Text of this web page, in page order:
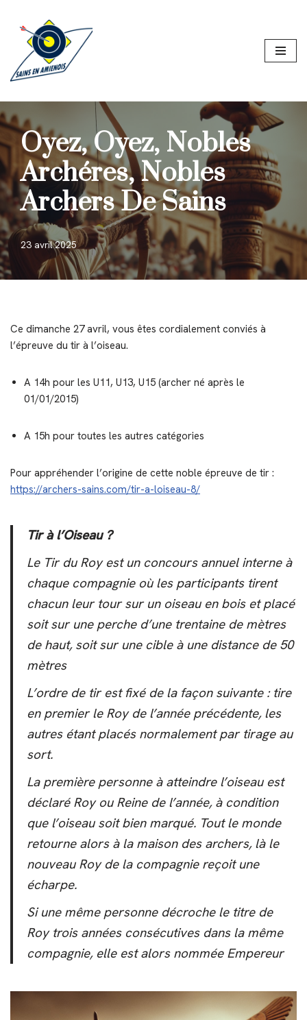
Aller
contenu
Oyez, Oyez, Nobles
Archéres, Nobles
Archers De Sains
23 avril 2025
Ce dimanche 27 avril, vous êtes cordialement conviés à
l’épreuve du tir à l’oiseau.
A 14h pour les U11, U13, U15 (archer né après le
01/01/2015)
A 15h pour toutes les autres catégories
Pour appréhender l’origine de cette noble épreuve de tir :
https://archers-sains.com/tir-a-loiseau-8/
Tir à l’Oiseau ?
Le Tir du Roy est un concours annuel interne à
chaque compagnie où les participants tirent
chacun leur tour sur un oiseau en bois et placé
soit sur une perche d’une trentaine de mètres
de haut, soit sur une cible à une distance de 50
mètres
L’ordre de tir est fixé de la façon suivante : tire
en premier le Roy de l’année précédente, les
autres étant placés normalement par tirage au
sort.
La première personne à atteindre l’oiseau est
déclaré Roy ou Reine de l’année, à condition
que l’oiseau soit bien marqué. Tout le monde
retourne alors à la maison des archers, là le
nouveau Roy de la compagnie reçoit une
écharpe.
Si une même personne décroche le titre de
Roy trois années consécutives dans la même
compagnie, elle est alors nommée Empereur